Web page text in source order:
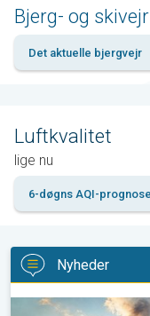
Bjerg- og skivejr
Det aktuelle bjergvejr
Luftkvalitet
lige nu
6-døgns AQI-prognose
Nyheder
Skovbrande hærger